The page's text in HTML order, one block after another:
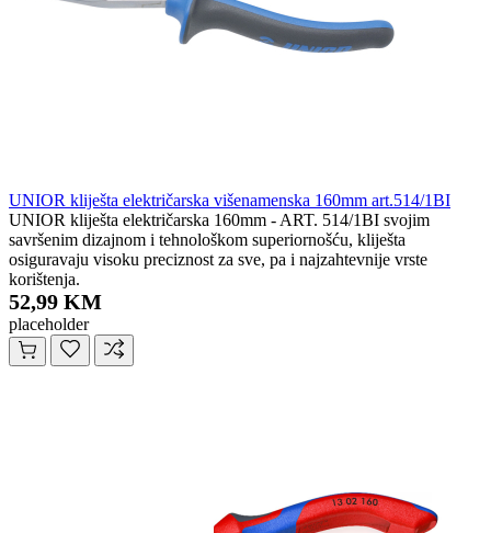
UNIOR kliješta električarska višenamenska 160mm art.514/1BI
UNIOR kliješta električarska 160mm - ART. 514/1BI svojim
savršenim dizajnom i tehnološkom superiornošću, kliješta
osiguravaju visoku preciznost za sve, pa i najzahtevnije vrste
korištenja.
52,99 KM
placeholder